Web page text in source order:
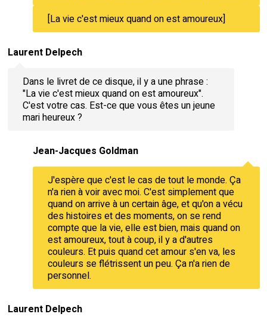
[La vie c'est mieux quand on est amoureux]
Laurent Delpech
Dans le livret de ce disque, il y a une phrase :
"La vie c'est mieux quand on est amoureux".
C'est votre cas. Est-ce que vous êtes un jeune
mari heureux ?
Jean-Jacques Goldman
J'espère que c'est le cas de tout le monde. Ça
n'a rien à voir avec moi. C'est simplement que
quand on arrive à un certain âge, et qu'on a vécu
des histoires et des moments, on se rend
compte que la vie, elle est bien, mais quand on
est amoureux, tout à coup, il y a d'autres
couleurs. Et puis quand cet amour s'en va, les
couleurs se flétrissent un peu. Ça n'a rien de
personnel.
Laurent Delpech